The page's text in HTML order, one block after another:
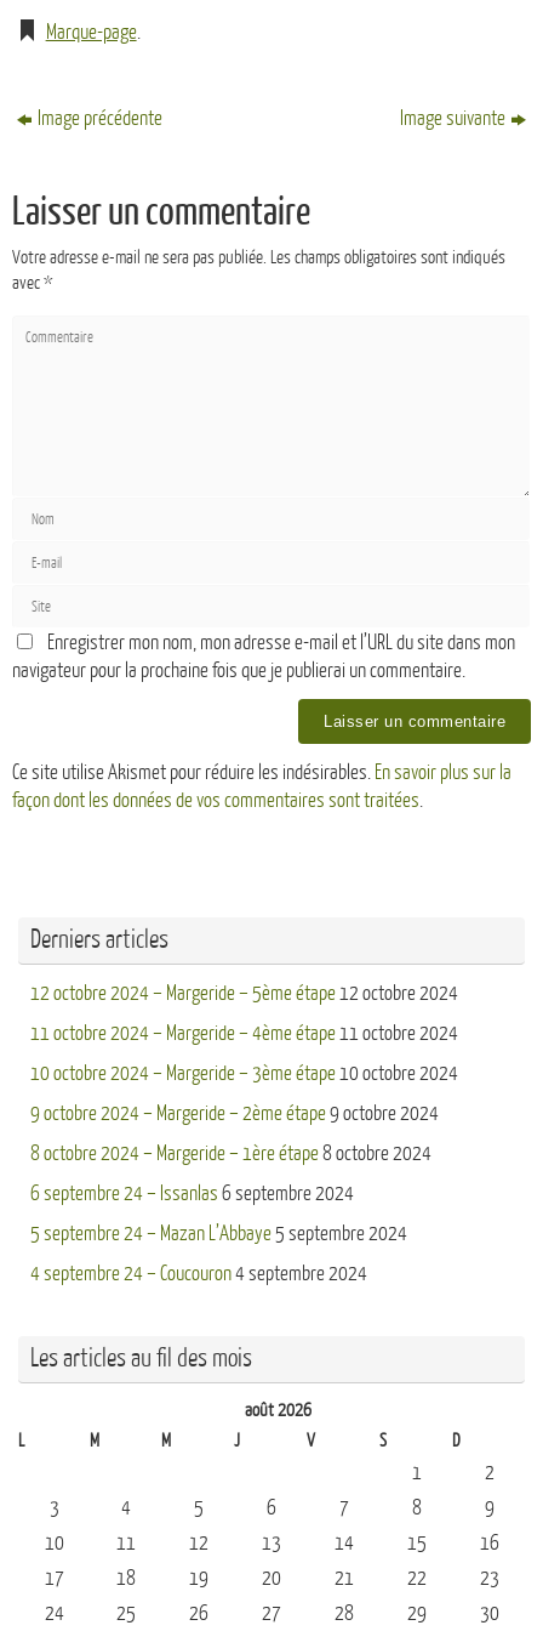
Marque-page.
Image précédente Image suivante
Laisser un commentaire
Votre adresse e-mail ne sera pas publiée. Les champs obligatoires sont indiqués
avec*
Enregistrer mon nom, mon adresse e-mail et l’URL du site dans mon
navigateur pour la prochaine fois que je publierai un commentaire.
Ce site utilise Akismet pour réduire les indésirables. En savoir plus sur la
façon dont les données de vos commentaires sont traitées.
Derniers articles
12 octobre 2024 – Margeride – 5ème étape12 octobre 2024
11 octobre 2024 – Margeride – 4ème étape11 octobre 2024
10 octobre 2024 – Margeride – 3ème étape10 octobre 2024
9 octobre 2024 – Margeride – 2ème étape9 octobre 2024
8 octobre 2024 – Margeride – 1ère étape8 octobre 2024
6 septembre 24 – Issanlas 6 septembre 2024
5 septembre 24 – Mazan L’Abbaye 5 septembre 2024
4 septembre 24 – Coucouron4 septembre 2024
Les articles au fil des mois
août 2026
L
M M J V S D
1
2
3
4 5 6 7 8
9
10
11 12 13 14 15
16
17
18 19 20 21 22
23
24
25 26 27 28 29
30